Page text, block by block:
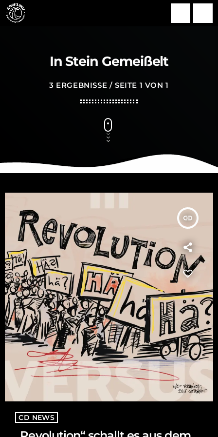
In Stein Gemeißelt
3 ERGEBNISSE / SEITE 1 VON 1
insert_link
CD NEWS